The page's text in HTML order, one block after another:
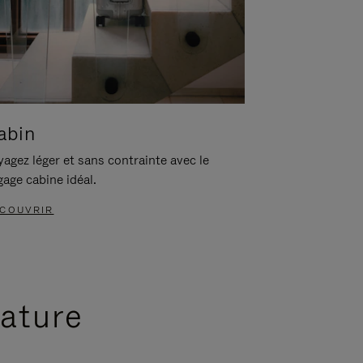
léger et sans contrainte avec le
cabine idéal.